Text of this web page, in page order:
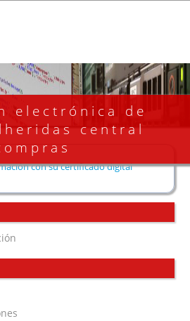
electrónica de
central
con su certificado digital